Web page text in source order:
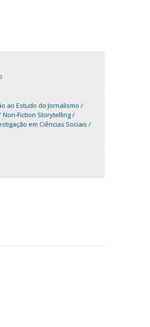
ao Estudo do Jornalismo
Non-Fiction Storytelling
em Ciências Sociais